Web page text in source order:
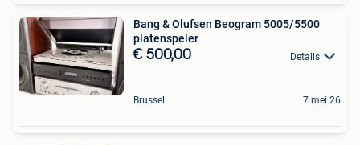
Bang & Olufsen Beogram 5005/5500
platenspeler
€ 500,00 Details
Brussel 7 mei 26